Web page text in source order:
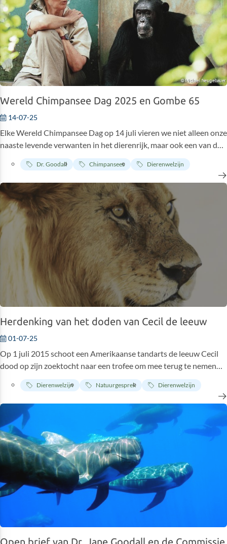
Wereld Chimpansee Dag 2025 en Gombe 65
14-07-25
Elke Wereld Chimpansee Dag op 14 juli vieren we niet alleen onze
naaste levende verwanten in het dierenrijk, maar ook een van de
belangrijkste plekken in de geschiedenis van wetenschap en
natuurbehoud: het Gombe Stream Research Center van het JGI
in Tanzania. Dit jaar vieren we 65 jaar onafgebroken onderzoek in
het Gombe Stream Research Center – 's werelds langstlopende
onderzoek naar wilde chimpansees, dat baanbrekende
ontdekkingen op het gebied van primatologie, chimpanseegedrag
en natuurbehoud heeft opgeleverd.
Dr. Goodall Chimpansees Dierenwelzijn
Herdenking van het doden van Cecil de leeuw
01-07-25
Op 1 juli 2015 schoot een Amerikaanse tandarts de leeuw Cecil
dood op zijn zoektocht naar een trofee om mee terug te nemen
uit Afrika. Wat volgde was een golf van wereldwijde
verontwaardiging die plaats maakte voor een stevigere discussie
over de ethiek van de trofeejacht.
Dierenwelzijn Natuurgesprek Dierenwelzijn
Open brief van Dr. Jane Goodall en de Commissie